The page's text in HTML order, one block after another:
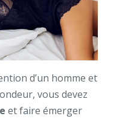
d’un homme et
vous devez
et faire émerger